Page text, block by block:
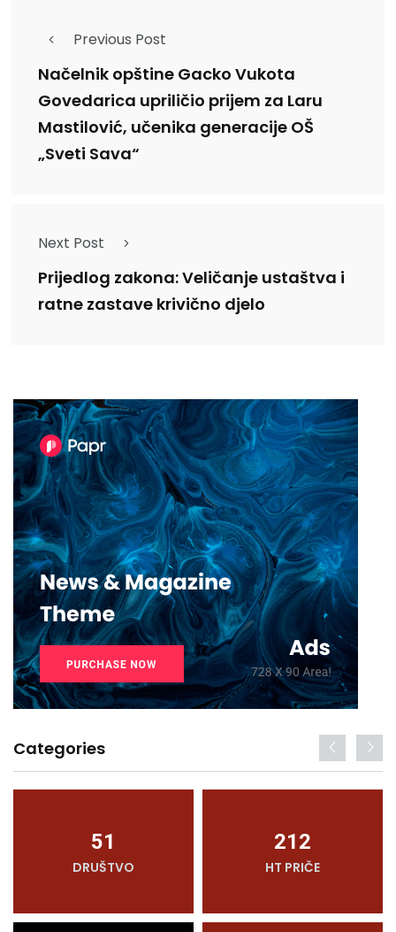
Previous Post
Načelnik opštine Gacko Vukota
Govedarica upriličio prijem za Laru
Mastilović, učenika generacije OŠ
„Sveti Sava“
Next Post
Prijedlog zakona: Veličanje ustaštva i
ratne zastave krivično djelo
Categories
51
DRUŠTVO
212
HT PRIČE